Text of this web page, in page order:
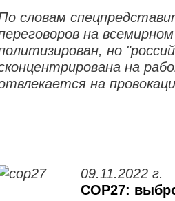
словам
на
но
на
на
09.11.2022 г.
COP27: